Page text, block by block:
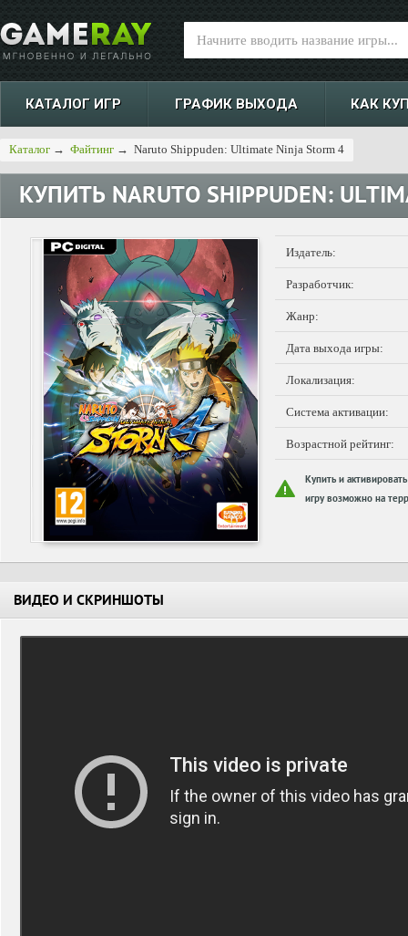
КАТАЛОГ ИГР ГРАФИК ВЫХОДА КАК
Каталог → Файтинг → Naruto Shippuden: Ultimate Ninja Storm 4
КУПИТЬ NARUTO SHIPPUDEN:
Издатель:
Разработчик:
Жанр:
Дата выхода игры:
Локализация:
Система активации:
Возрастной рейтинг:
Купить и активировать
игру возможно на
ВИДЕО И СКРИНШОТЫ